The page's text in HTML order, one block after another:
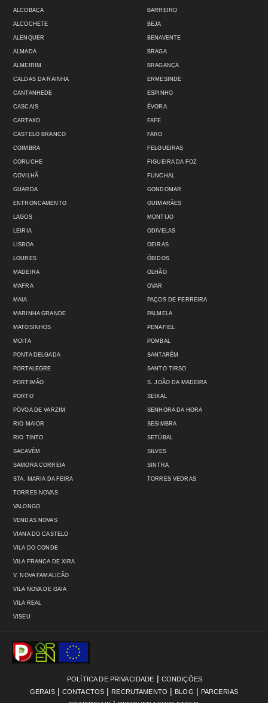
ALCOBAÇA
ALCOCHETE
ALENQUER
ALMADA
ALMEIRIM
BARREIRO
BEJA
BENAVENTE
BRAGA
BRAGANÇA
CALDAS DA RAINHA
CANTANHEDE
CASCAIS
CARTAXO
CASTELO BRANCO
COIMBRA
CORUCHE
COVILHÃ
GUARDA
ENTRONCAMENTO
ERMESINDE
ESPINHO
ÉVORA
FAFE
FARO
FELGUEIRAS
FIGUEIRA DA FOZ
FUNCHAL
GONDOMAR
GUIMARÃES
LAGOS
LEIRIA
LISBOA
LOURES
MADEIRA
MAFRA
MAIA
MARINHA GRANDE
MATOSINHOS
MOITA
MONTIJO
ODIVELAS
OEIRAS
ÓBIDOS
OLHÃO
OVAR
PAÇOS DE FERREIRA
PALMELA
PENAFIEL
POMBAL
PONTA DELGADA
PORTALEGRE
PORTIMÃO
PORTO
PÓVOA DE VARZIM
RIO MAIOR
RIO TINTO
SACAVÉM
SAMORA CORREIA
STA. MARIA DA FEIRA
SANTARÉM
SANTO TIRSO
S. JOÃO DA MADEIRA
SEIXAL
SENHORA DA HORA
SESIMBRA
SETÚBAL
SILVES
SINTRA
TORRES VEDRAS
TORRES NOVAS
VALONGO
VENDAS NOVAS
VIANA DO CASTELO
VILA DO CONDE
VILA FRANCA DE XIRA
V. NOVA FAMALICÃO
VILA NOVA DE GAIA
VILA REAL
VISEU
POLÍTICA DE PRIVACIDADE | CONDIÇÕES
GERAIS | CONTACTOS | RECRUTAMENTO | BLOG | PARCERIAS